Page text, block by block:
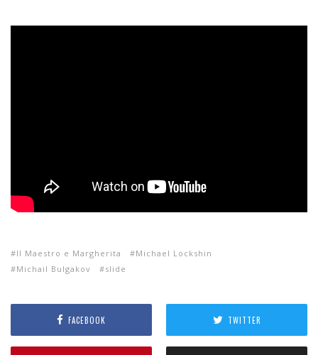
Il Maestro e Margherita
Michael Lockshin
Michail Bulgakov
slide
FACEBOOK TWITTER